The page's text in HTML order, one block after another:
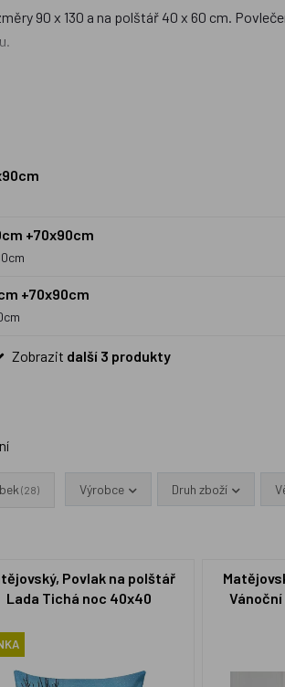
90 x 130 a na polštář 40 x 60 cm.
+70x90cm
+70x90cm
Zobrazit další 3 produkty
(28) Výrobce Druh zboží
Povlak na polštář
Lada Tichá noc 40x40
Vánoční